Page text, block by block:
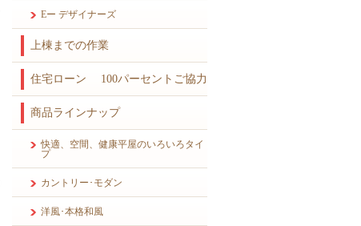
Eー デザイナーズ
上棟までの作業
住宅ローン 100パーセントご協力
商品ラインナップ
快適、空間、健康平屋のいろいろタイ
プ
カントリー･モダン
洋風･本格和風